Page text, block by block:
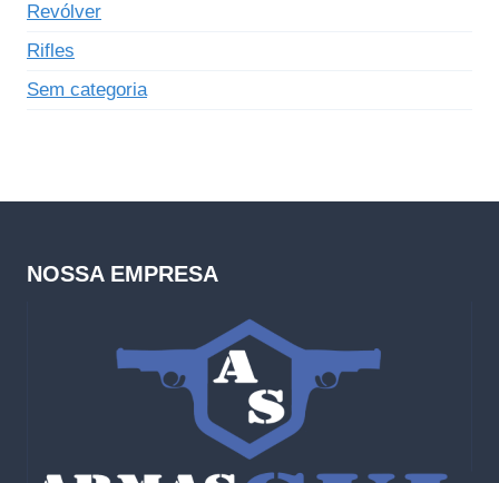
Revólver
Rifles
Sem categoria
NOSSA EMPRESA